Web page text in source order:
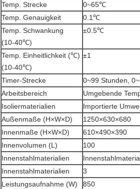
Temp. Strecke
0~65℃
Temp. Genauigkeit
0.1℃
Temp. Schwankung
(10-40℃)
±0.5℃
Temp. Einheitlichkeit (℃)
(10-40℃)
±1
Timer-Strecke
0~99 Stunden,
Arbeitsbereich
Umgebende
Isoliermaterialien
Importierte
Außenmaße (H×W×D)
1250×630×680
Innenmaße (H×W×D)
610×490×390
Innenvolumen (L)
100
Innenstahlmaterialien
Innenstahlmaterialien
3
Leistungsaufnahme (W)
850